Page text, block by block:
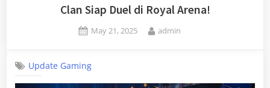
Clan Siap Duel di Royal Arena!
Posted
May 21, 2025 By
admin
Update Gaming